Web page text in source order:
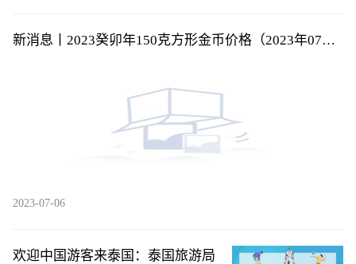
新消息丨2023癸卯年150克方形金币价格（2023年07月
2023-07-06
欢迎中国游客来泰国：泰国旅游局